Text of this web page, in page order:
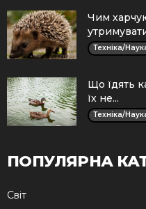
Чим
Техніка/
Що їдять
їх не...
Техніка/
ПОПУЛЯРНА
Cвіт